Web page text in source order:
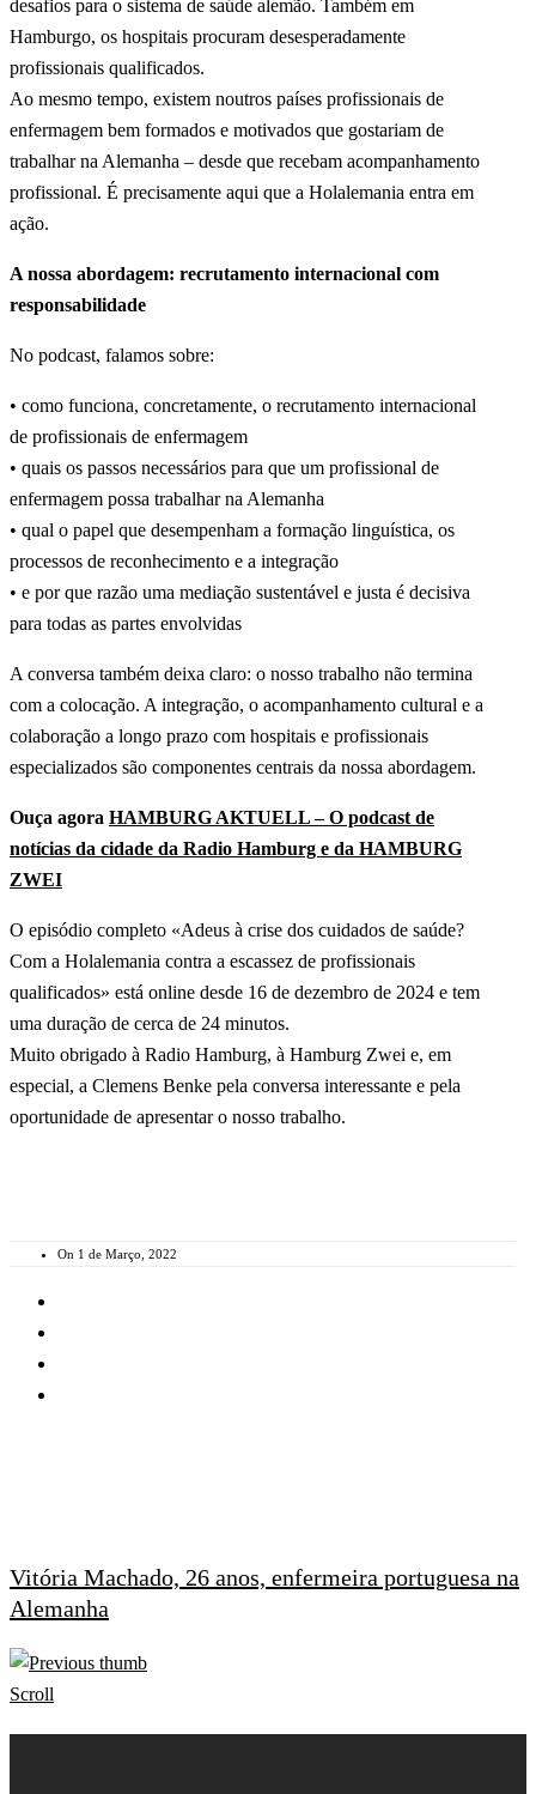
desafios para o sistema de saúde alemão. Também em
Hamburgo, os hospitais procuram desesperadamente
profissionais qualificados.
Ao mesmo tempo, existem noutros países profissionais de
enfermagem bem formados e motivados que gostariam de
trabalhar na Alemanha – desde que recebam acompanhamento
profissional. É precisamente aqui que a Holalemania entra em
ação.
A nossa abordagem: recrutamento internacional com
responsabilidade
No podcast, falamos sobre:
• como funciona, concretamente, o recrutamento internacional
de profissionais de enfermagem
• quais os passos necessários para que um profissional de
enfermagem possa trabalhar na Alemanha
• qual o papel que desempenham a formação linguística, os
processos de reconhecimento e a integração
• e por que razão uma mediação sustentável e justa é decisiva
para todas as partes envolvidas
A conversa também deixa claro: o nosso trabalho não termina
com a colocação. A integração, o acompanhamento cultural e a
colaboração a longo prazo com hospitais e profissionais
especializados são componentes centrais da nossa abordagem.
Ouça agora HAMBURG AKTUELL – O podcast de
notícias da cidade da Radio Hamburg e da HAMBURG
ZWEI
O episódio completo «Adeus à crise dos cuidados de saúde?
Com a Holalemania contra a escassez de profissionais
qualificados» está online desde 16 de dezembro de 2024 e tem
uma duração de cerca de 24 minutos.
Muito obrigado à Radio Hamburg, à Hamburg Zwei e, em
especial, a Clemens Benke pela conversa interessante e pela
oportunidade de apresentar o nosso trabalho.
On 1 de Março, 2022
Vitória Machado, 26 anos, enfermeira portuguesa na
Alemanha
Scroll